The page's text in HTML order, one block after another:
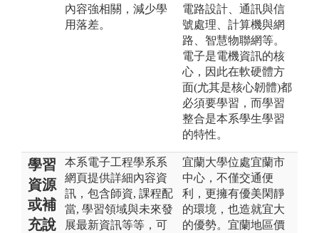
內容強相關，減少學
用落差。
電路設計、通訊與信
號處理、計算機與網
路、智慧物聯網等。
電子是電機資訊的核
心，因此在軟硬體方
面(尤其是核心韌體)都
必須要學習，而學習
整合是本系學生學習
的特性。
學習
資源
或補
充說
本系電子工程學系系
網頁提供詳細內容資
訊，包含師資, 課程配
當, 學習領域與未來發
展最新資訊等等，可
宜蘭大學位處宜蘭市
中心，不僅交通便
利，更擁有優美閑靜
的環境，也造就宜大
的優勢。宜蘭地區價